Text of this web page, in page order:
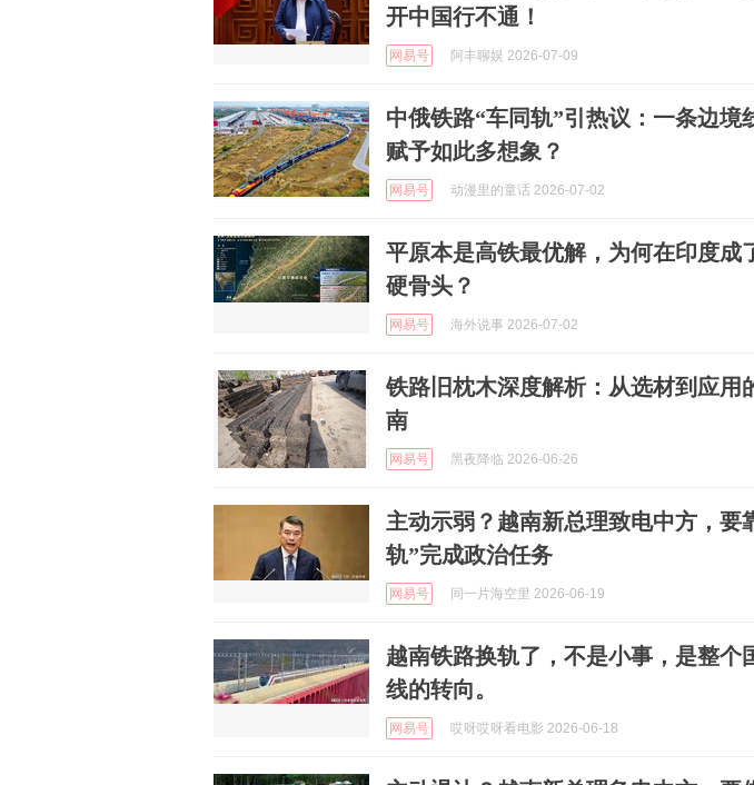
开中国行不通！
网易号 阿丰聊娱 2026-07-09
中俄铁路“车同轨”引热议：一条边境
赋予如此多想象？
网易号 动漫里的童话 2026-07-02
平原本是高铁最优解，为何在印度成
硬骨头？
网易号 海外说事 2026-07-02
铁路旧枕木深度解析：从选材到应用
南
网易号 黑夜降临 2026-06-26
主动示弱？越南新总理致电中方，要
轨”完成政治任务
网易号 同一片海空里 2026-06-19
越南铁路换轨了，不是小事，是整个
线的转向。
网易号 哎呀哎呀看电影 2026-06-18